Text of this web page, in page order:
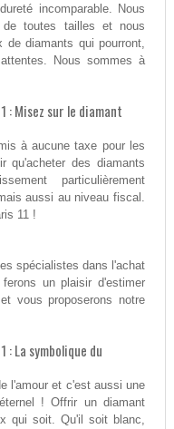
incomparable. Nous
toutes tailles et nous
de diamants qui pourront,
Nous sommes à
: Misez sur le diamant
à aucune taxe pour les
qu'acheter des diamants
particulièrement
aussi au niveau fiscal.
11 !
spécialistes dans l'achat
un plaisir d'estimer
vous proposerons notre
La symbolique du
l'amour et c'est aussi une
! Offrir un diamant
qui soit. Qu'il soit blanc,